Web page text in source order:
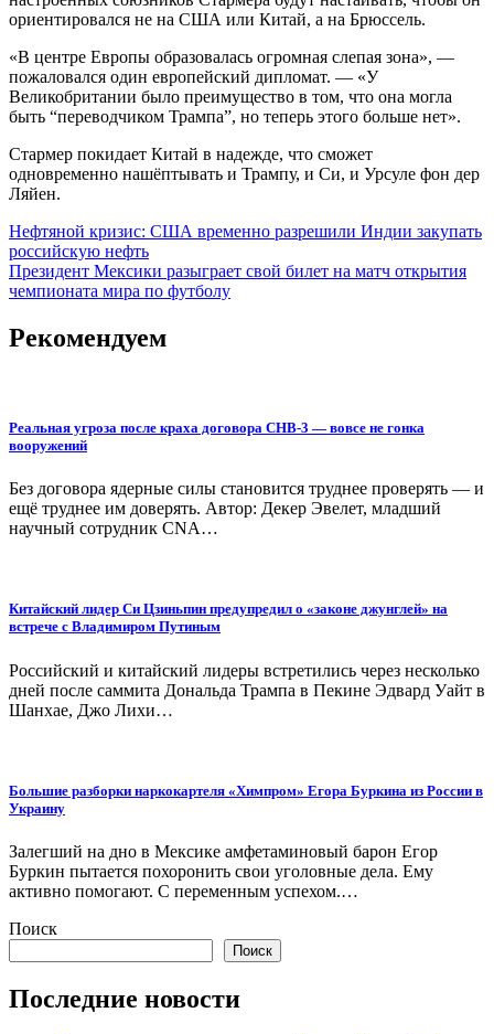
ориентировался не на США или Китай, а на Брюссель.
«В центре Европы образовалась огромная слепая зона», —
пожаловался один европейский дипломат. — «У
Великобритании было преимущество в том, что она могла
быть “переводчиком Трампа”, но теперь этого больше нет».
Стармер покидает Китай в надежде, что сможет
одновременно нашёптывать и Трампу, и Си, и Урсуле фон дер
Ляйен.
Навигация
по
записям
Нефтяной кризис: США временно разрешили Индии закупать
российскую нефть
Президент Мексики разыграет свой билет на матч открытия
чемпионата мира по футболу
Рекомендуем
Реальная угроза после краха договора СНВ-3 — вовсе не гонка
вооружений
Без договора ядерные силы становится труднее проверять — и
ещё труднее им доверять. Автор: Декер Эвелет, младший
научный сотрудник CNA…
Китайский лидер Си Цзиньпин предупредил о «законе джунглей» на
встрече с Владимиром Путиным
Российский и китайский лидеры встретились через несколько
дней после саммита Дональда Трампа в Пекине Эдвард Уайт в
Шанхае, Джо Лихи…
Большие разборки наркокартеля «Химпром» Егора Буркина из России в
Украину
Залегший на дно в Мексике амфетаминовый барон Егор
Буркин пытается похоронить свои уголовные дела. Ему
активно помогают. С переменным успехом.…
Поиск
Поиск
Последние новости